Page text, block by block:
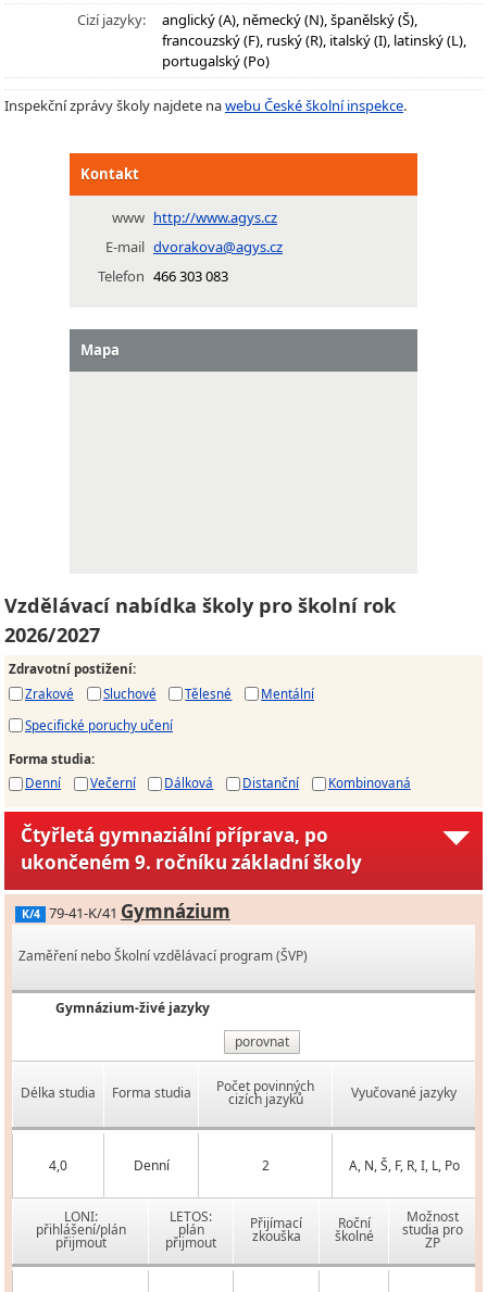
Cizí jazyky:
anglický (A), německý (N), španělský (Š),
francouzský (F), ruský (R), italský (I), latinský (L),
portugalský (Po)
Inspekční zprávy školy najdete nawebu České školní inspekce.
Kontakt
www http://www.agys.cz
E-mail dvorakova@agys.cz
Telefon 466 303 083
Mapa
Vzdělávací nabídka školy pro školní rok
2026/2027
Zdravotní postižení:
Zrakové
Sluchové Tělesné
Mentální
Specifické poruchy učení
Forma studia:
Denní
Večerní Dálková Distanční Kombinovaná
Čtyřletá gymnaziální příprava, po
ukončeném 9. ročníku základní školy
K/4 79-41-K/41 Gymnázium
Zaměření nebo Školní vzdělávací program (ŠVP)
Gymnázium-živé jazyky
porovnat
Délka studia Forma studia Počet povinných
cizích jazyků Vyučované jazyky
4,0 Denní 2 A, N, Š, F, R, I, L, Po
LONI:
přihlášení/plán
přijmout
LETOS:
plán
přijmout
Přijímací
zkouška
Roční
školné
Možnost
studia pro
ZP